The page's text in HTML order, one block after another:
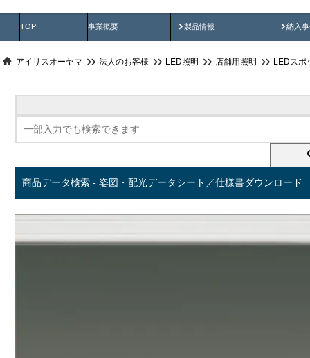
TOP 事業概要 製品情報
製品動画 納入
納
アイリスオーヤマ 法人のお客様 LED照明 店舗用照明 LEDスポ
商品データ検索 - 姿図・配光データシート／仕様書ダウンロード